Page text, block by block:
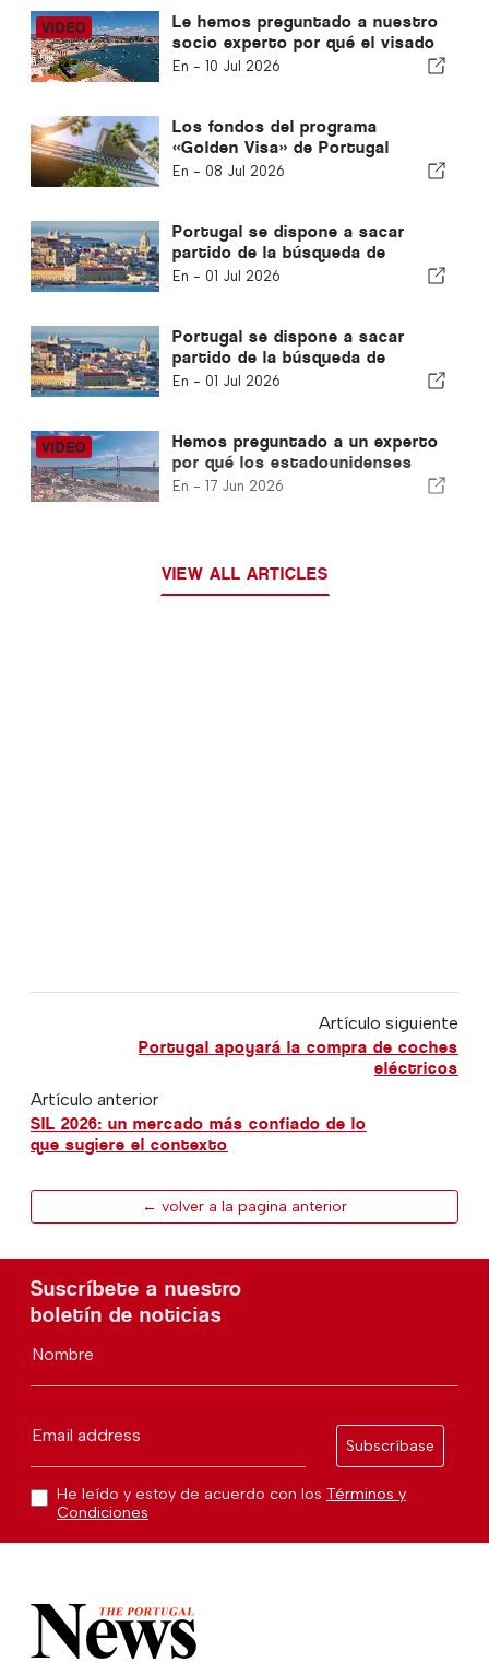
Le hemos preguntado a nuestro
socio experto por qué el visado
dorado de Portugal es el número
En - 10 Jul 2026
Los fondos del programa
«Golden Visa» de Portugal
atraen tres euros por cada euro
En - 08 Jul 2026
Portugal se dispone a sacar
partido de la búsqueda de
movilidad europea por parte de
En - 01 Jul 2026
Portugal se dispone a sacar
partido de la búsqueda de
movilidad europea por parte de
En - 01 Jul 2026
Hemos preguntado a un experto
por qué los estadounidenses
están optando por el visado
En - 17 Jun 2026
VIEW ALL ARTICLES
Artículo siguiente
Portugal apoyará la compra de coches
eléctricos
Artículo anterior
SIL 2026: un mercado más confiado de lo
que sugiere el contexto
← volver a la pagina anterior
Suscríbete a nuestro
boletín de noticias
Nombre
Email address
Subscríbase
He leído y estoy de acuerdo con los Términos y
Condiciones